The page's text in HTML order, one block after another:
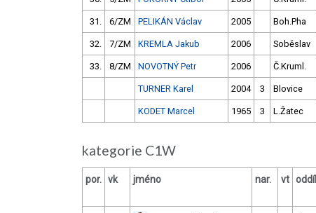
31. 6/ZM PELIKÁN Václav 2005 Boh.Pha
32. 7/ZM KREMLA Jakub 2006 Soběslav
33. 8/ZM NOVOTNÝ Petr 2006 Č.Kruml.
TURNER Karel 2004 3 Blovice
KODET Marcel 1965 3 L.Žatec
kategorie C1W
por. vk jméno nar. vt oddíl